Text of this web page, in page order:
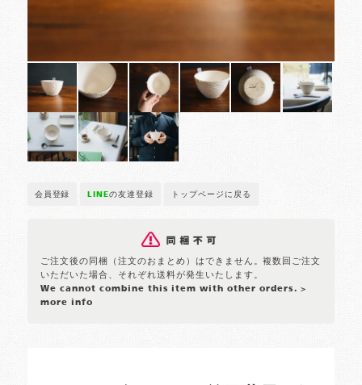
会員登録 LINEの友達登録 トップページに戻る
ご注文後の同梱（注文のおまとめ）はできません。複数回ご注文
いただいた場合、それぞれ送料が発生いたします。
We cannot combine this item with other orders. >
more info